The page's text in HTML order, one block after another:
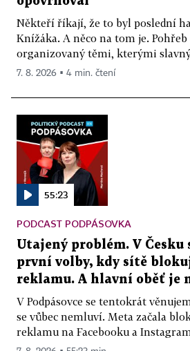
Někteří říkají, že to byl poslední
Knížáka. A něco na tom je.
organizovaný těmi, kterými
7. 8. 2026 ▪ 4 min. čtení
55:23
PODCAST PODPÁSOVKA
Utajený problém. V Česku
první volby, kdy sítě
reklamu. A hlavní oběť je
V Podpásovce se tentokrát
se vůbec nemluví. Meta začala
reklamu na Facebooku a